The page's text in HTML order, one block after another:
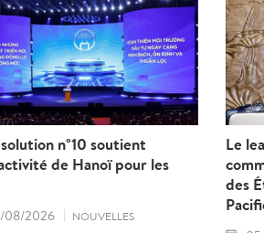
n°10 soutient
de Hanoï pour les
08/2026 NOUVELLES
Le
des